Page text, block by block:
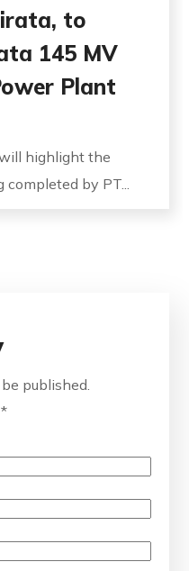
to
145 MV
Plant
highlight the
by PT...
published.
*